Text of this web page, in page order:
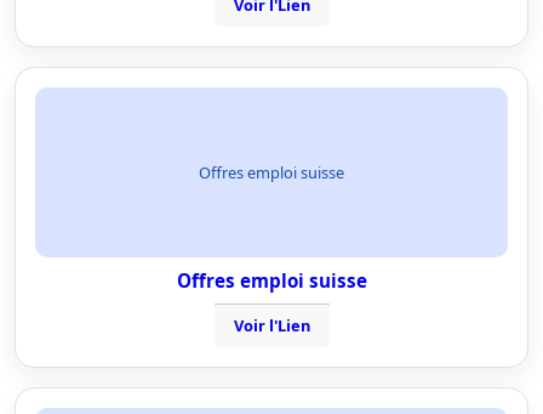
Voir l'Lien
Offres emploi suisse
Offres emploi suisse
Voir l'Lien